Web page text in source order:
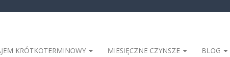
KRÓTKOTERMINOWY MIESIĘCZNE CZYNSZE BLOG